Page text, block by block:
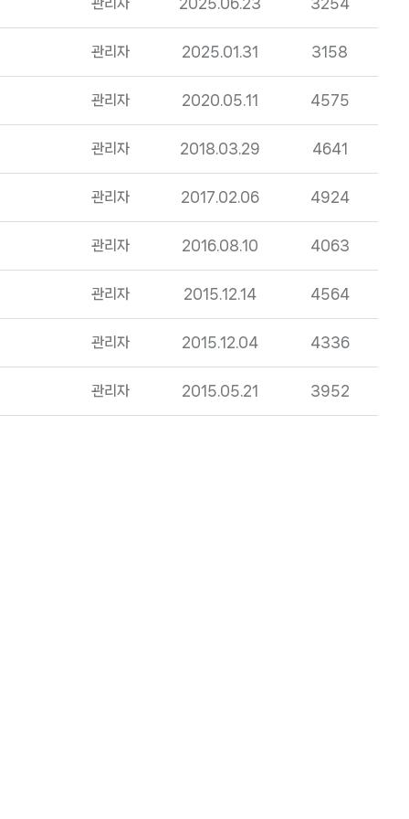
관리자 2025.06.23 3254
관리자 2025.01.31 3158
관리자 2020.05.11 4575
관리자 2018.03.29 4641
관리자 2017.02.06 4924
관리자 2016.08.10 4063
관리자 2015.12.14 4564
관리자 2015.12.04 4336
관리자 2015.05.21 3952